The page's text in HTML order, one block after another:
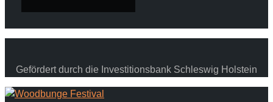
Gefördert durch die Investitionsbank Schleswig Holstein